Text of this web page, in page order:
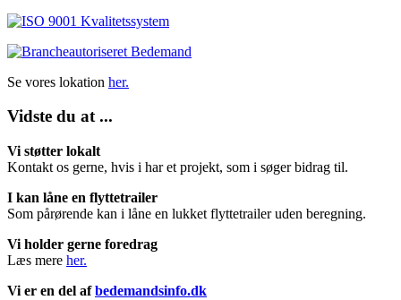
Se vores lokation her.
Vidste du at ...
Vi støtter lokalt
Kontakt os gerne, hvis i har et projekt, som i søger bidrag til.
I kan låne en flyttetrailer
Som pårørende kan i låne en lukket flyttetrailer uden beregning.
Vi holder gerne foredrag
Læs mere her.
Vi er en del afbedemandsinfo.dk